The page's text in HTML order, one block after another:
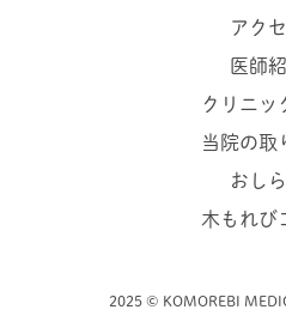
アク
医師
クリニッ
当院の取
おし
木もれび
2025 ©︎ KOMOREBI